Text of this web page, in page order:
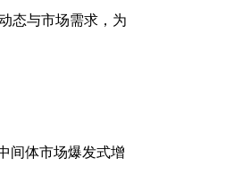
态与市场需求，为
间体市场爆发式增